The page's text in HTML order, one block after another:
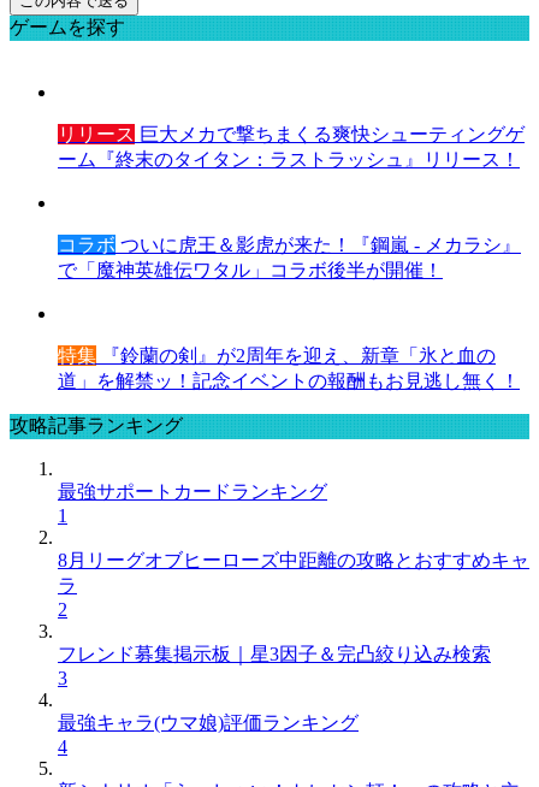
ゲームを探す
リリース 巨大メカで撃ちまくる爽快シューティングゲ
ーム『終末のタイタン：ラストラッシュ』リリース！
コラボ ついに虎王＆影虎が来た！『鋼嵐 - メカラシ』
で「魔神英雄伝ワタル」コラボ後半が開催！
特集 『鈴蘭の剣』が2周年を迎え、新章「氷と血の
道」を解禁ッ！記念イベントの報酬もお見逃し無く！
攻略記事ランキング
最強サポートカードランキング
1
8月リーグオブヒーローズ中距離の攻略とおすすめキャ
ラ
2
フレンド募集掲示板｜星3因子＆完凸絞り込み検索
3
最強キャラ(ウマ娘)評価ランキング
4